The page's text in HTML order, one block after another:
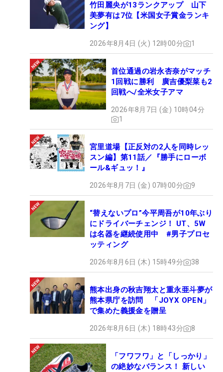
竹田麗央が13ランクアップ 山下
美夢有は7位【米国女子賞金ランキ
ング】
2026年8月4日 (火) 12時00分 1
首位通過の岩永杏奈がマッチ
1回戦に勝利 廣吉優梨菜も2
回戦へ/全米女子アマ
2026年8月7日 (金) 10時04分
1
宮里道場【正反対の2人を同時レッ
スン編】第11話／『勝手にローボ
ール&ギュッ！』
2026年8月7日 (金) 07時00分 9
“替えないプロ”今平周吾が10年ぶり
にドライバーチェンジ！ UT、5W
は名器を継続使用中 #男子プロセ
ッティング
2026年8月6日 (木) 15時49分 38
熊本出身の秋吉翔太と重永亜斗夢が
熊本県庁を訪問 「JOYX OPEN」
で集めた義援金を贈呈
2026年8月6日 (木) 18時43分 8
「フワフワ」と「しっかり」
の絶妙なバランス！ 新しい